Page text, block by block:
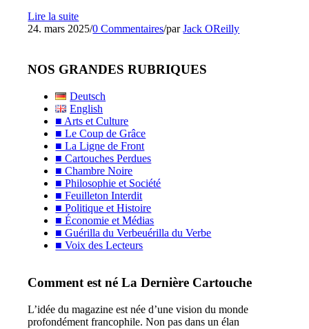
Lire la suite
24. mars 2025/0 Commentaires/parJack OReilly
NOS GRANDES RUBRIQUES
Deutsch
English
■ Arts et Culture
■ Le Coup de Grâce
■ La Ligne de Front
■ Cartouches Perdues
■ Chambre Noire
■ Philosophie et Société
■ Feuilleton Interdit
■ Politique et Histoire
■ Économie et Médias
■ Guérilla du Verbeuérilla du Verbe
■ Voix des Lecteurs
Comment est né La Dernière Cartouche
L’idée du magazine est née d’une vision du monde
profondément francophile. Non pas dans un élan